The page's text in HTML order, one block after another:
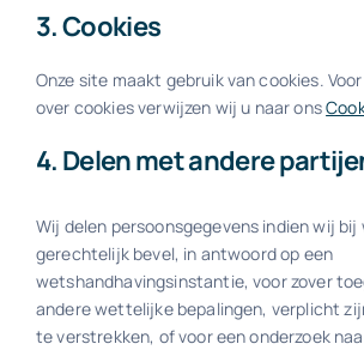
3. Cookies
Onze site maakt gebruik van cookies.
over cookies verwijzen wij u naar ons
4. Delen met andere
Wij delen persoonsgegevens indien wij
gerechtelijk bevel, in antwoord op een
wetshandhavingsinstantie, voor zover
andere wettelijke bepalingen, verplicht
te verstrekken, of voor een onderzoek